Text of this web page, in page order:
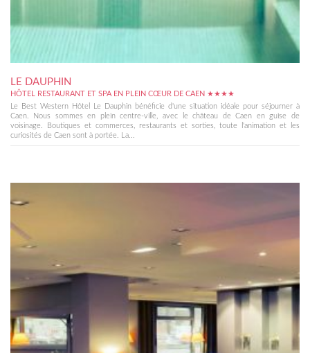
LE DAUPHIN
HÔTEL RESTAURANT ET SPA EN PLEIN CŒUR DE CAEN ★★★★
Le Best Western Hôtel Le Dauphin bénéficie d'une situation idéale pour séjourner à
Caen. Nous sommes en plein centre-ville, avec le château de Caen en guise de
voisinage. Boutiques et commerces, restaurants et sorties, toute l'animation et les
curiosités de Caen sont à portée. La...